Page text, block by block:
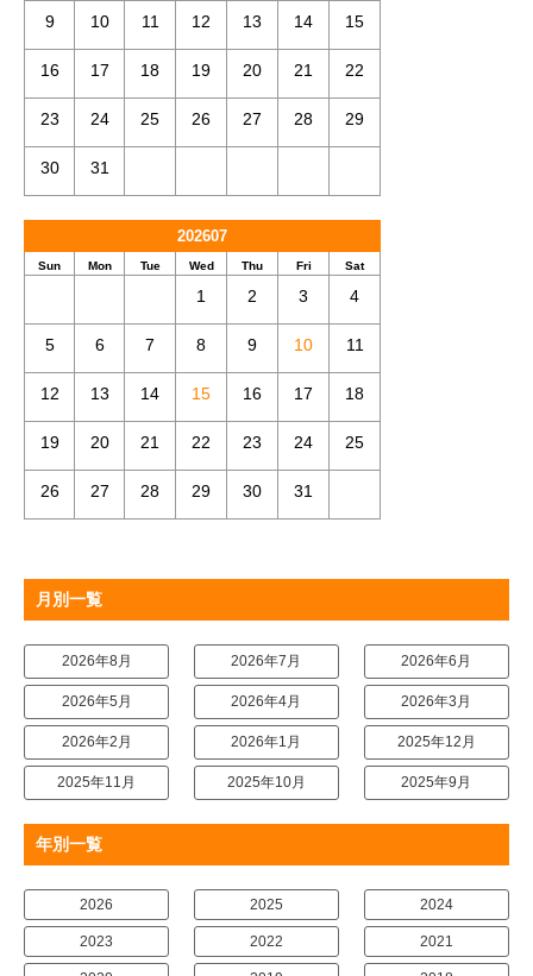
9 10 11 12 13 14 15
16 17 18 19 20 21 22
23 24 25 26 27 28 29
30 31
202607
Sun Mon Tue Wed Thu Fri Sat
1 2 3 4
5 6 7 8 9 10 11
12 13 14 15 16 17 18
19 20 21 22 23 24 25
26 27 28 29 30 31
月別一覧
2026年8月 2026年7月 2026年6月
2026年5月 2026年4月 2026年3月
2026年2月 2026年1月 2025年12月
2025年11月 2025年10月 2025年9月
年別一覧
2026 2025 2024
2023 2022 2021